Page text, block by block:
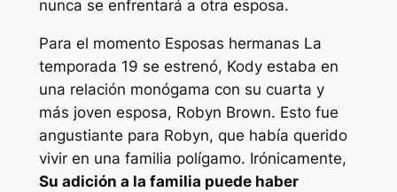
nunca se enfrentará a otra esposa.
Para el momento Esposas hermanas La
temporada 19 se estrenó, Kody estaba en
una relación monógama con su cuarta y
más joven esposa, Robyn Brown. Esto fue
angustiante para Robyn, que había querido
vivir en una familia polígamo. Irónicamente,
Su adición a la familia puede haber